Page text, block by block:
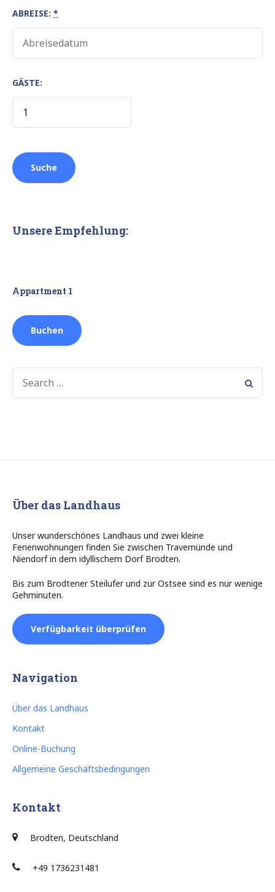
ABREISE: *
GÄSTE:
Unsere Empfehlung:
Appartment 1
Buchen
SEARCH
FOR:
Über das Landhaus
Unser wunderschönes Landhaus und zwei kleine
Ferienwohnungen finden Sie zwischen Travemünde und
Niendorf in dem idyllischem Dorf Brodten.
Bis zum Brodtener Steilufer und zur Ostsee sind es nur wenige
Gehminuten.
Verfügbarkeit überprüfen
Navigation
Über das Landhaus
Kontakt
Online-Buchung
Allgemeine Geschäftsbedingungen
Kontakt
Brodten, Deutschland
+49 1736231481